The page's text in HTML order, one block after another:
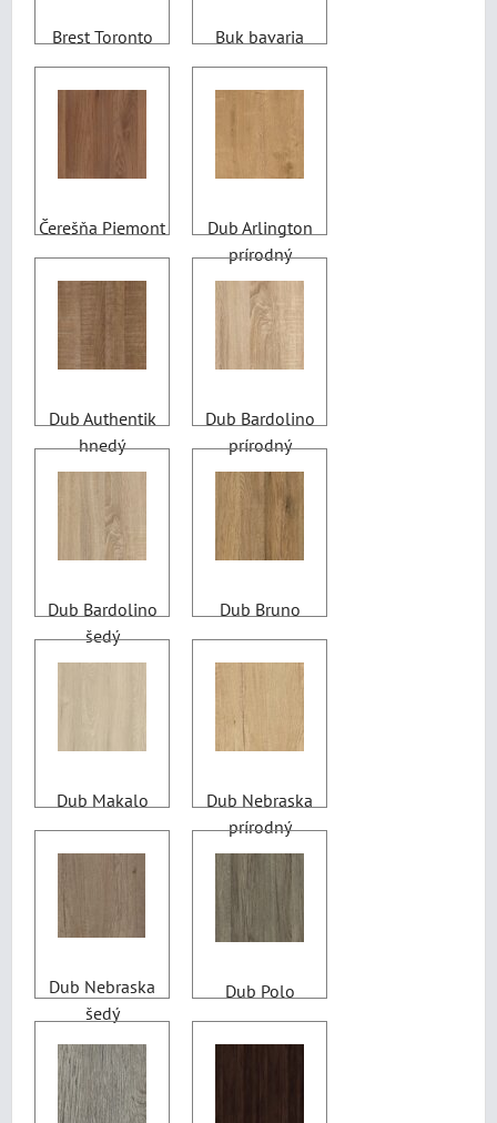
Brest Toronto Buk bavaria
Čerešňa Piemont
Dub Arlington
prírodný
Dub Authentik
hnedý
Dub Bardolino
prírodný
Dub Bardolino
šedý
Dub Bruno
Dub Makalo
Dub Nebraska
prírodný
Dub Nebraska
šedý
Dub Polo